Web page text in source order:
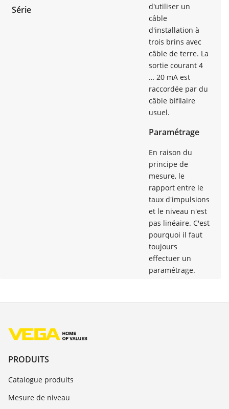
Série
d'utiliser un
câble
d'installation à
trois brins avec
câble de terre. La
sortie courant 4
… 20 mA est
raccordée par du
câble bifilaire
usuel.
Paramétrage
En raison du
principe de
mesure, le
rapport entre le
taux d'impulsions
et le niveau n'est
pas linéaire. C'est
pourquoi il faut
toujours
effectuer un
paramétrage.
PRODUITS
Catalogue produits
Mesure de niveau